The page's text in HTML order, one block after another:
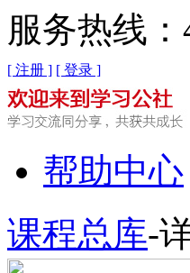
服务热线：
[ 注册 ] [ 登录 ]
帮助中心
课程总库-